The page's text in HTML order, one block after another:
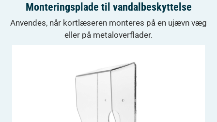
Monteringsplade til vandalbeskyttelse
Anvendes, når kortlæseren monteres på en ujævn væg
eller på metaloverflader.